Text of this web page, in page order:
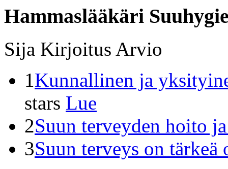
Hammaslääkäri
Sija Kirjoitus Arvio
1Kunnallinen ja
stars Lue
2Suun terveyden hoito
3Suun terveys on tärkeä